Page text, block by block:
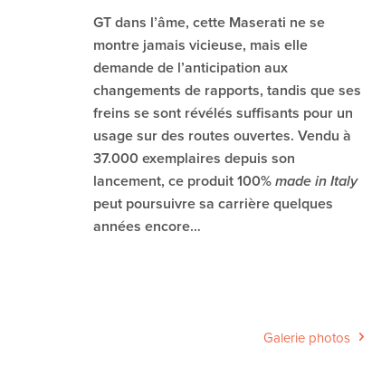
GT dans l’âme, cette Maserati ne se
montre jamais vicieuse, mais elle
demande de l’anticipation aux
changements de rapports, tandis que ses
freins se sont révélés suffisants pour un
usage sur des routes ouvertes. Vendu à
37.000 exemplaires depuis son
lancement, ce produit 100%made in Italy
peut poursuivre sa carrière quelques
années encore…
Galerie photos